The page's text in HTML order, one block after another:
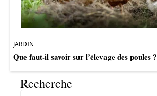
JARDIN
Que faut-il savoir sur l’élevage des poules ?
Recherche